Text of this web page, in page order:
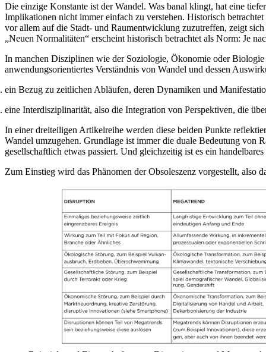
Die einzige Konstante ist der Wandel. Was banal klingt, hat eine
Implikationen nicht immer einfach zu verstehen. Historisch
vor allem auf die Stadt- und Raumentwicklung zuzutreffen, zeigt
„Neuen Normalitäten“ erscheint historisch betrachtet als Norm: Je
In manchen Disziplinen wie der Soziologie, Ökonomie oder
anwendungsorientiertes Verständnis von Wandel und dessen
ein Bezug zu zeitlichen Abläufen, deren Dynamiken und
eine Interdisziplinarität, also die Integration von Perspektiven, die
In einer dreiteiligen Artikelreihe werden diese beiden Punkte
Wandel umzugehen. Grundlage ist immer die duale Bedeutung von
gesellschaftlich etwas passiert. Und gleichzeitig ist es ein
Zum Einstieg wird das Phänomen der Obsoleszenz vorgestellt,